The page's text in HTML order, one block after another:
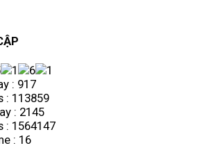
: 917
: 113859
: 2145
: 1564147
: 16